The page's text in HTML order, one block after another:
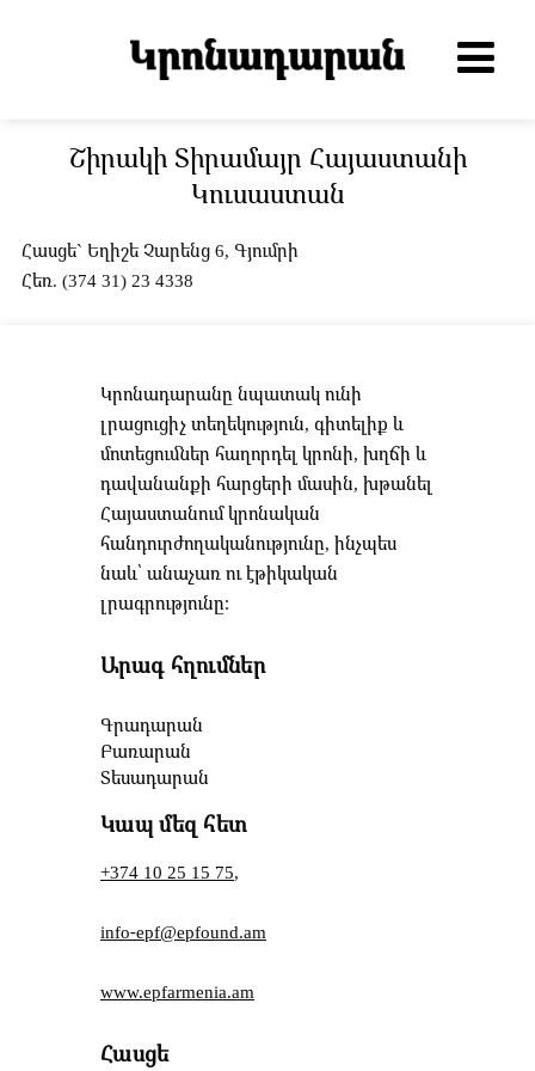
Շիրակի Տիրամայր Հայաստանի
Կուսաստան
Հասցե` Եղիշե Չարենց 6, Գյումրի
Հեռ. (374 31) 23 4338
Կրոնադարանը նպատակ ունի
լրացուցիչ տեղեկություն, գիտելիք և
մոտեցումներ հաղորդել կրոնի, խղճի և
դավանանքի հարցերի մասին, խթանել
Հայաստանում կրոնական
հանդուրժողականությունը, ինչպես
նաև՝ անաչառ ու էթիկական
լրագրությունը։
Արագ հղումներ
Գրադարան
Բառարան
Տեսադարան
Կապ մեզ հետ
+374 10 25 15 75,
info-epf@epfound.am
www.epfarmenia.am
Հասցե